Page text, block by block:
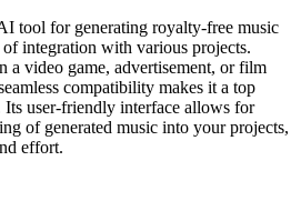
tool for generating royalty-free music
of integration with various projects.
a video game, advertisement, or film
compatibility makes it a top
Its user-friendly interface allows for
of generated music into your projects,
effort.